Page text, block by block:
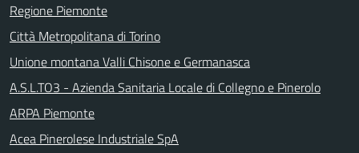
Regione Piemonte
Città Metropolitana di Torino
Unione montana Valli Chisone e Germanasca
A.S.L.TO3 - Azienda Sanitaria Locale di Collegno e Pinerolo
ARPA Piemonte
Acea Pinerolese Industriale SpA